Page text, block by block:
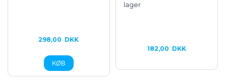
298,00 DKK
lager
182,00 DKK